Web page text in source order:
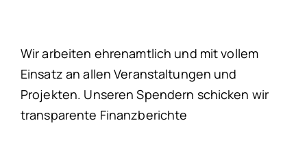
Wir arbeiten ehrenamtlich und mit vollem
Einsatz an allen Veranstaltungen und
Projekten. Unseren Spendern schicken wir
transparente Finanzberichte